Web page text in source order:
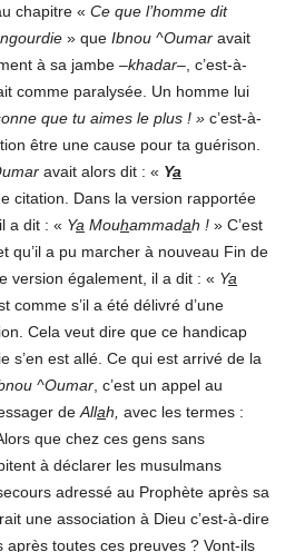
chapitre « Ce que l’homme dit
» que Ibnou ^Oumar avait
à sa jambe –khadar– , c’est-à-
comme paralysée. Un homme lui
que tu aimes le plus ! » c’est-à-
être une cause pour ta guérison.
avait alors dit : « Ya
citation. Dans la version rapportée
a dit : « Ya Mouhammadah ! » C’est
qu’il a pu marcher à nouveau Fin de
version également, il a dit : « Ya
comme s’il a été délivré d’une
Cela veut dire que ce handicap
s’en est allé. Ce qui est arrivé de la
^Oumar , c’est un appel au
de Allah, avec les termes :
que chez ces gens sans
à déclarer les musulmans
adressé au Prophète après sa
une association à Dieu c’est-à-dire
toutes ces preuves ? Vont-ils